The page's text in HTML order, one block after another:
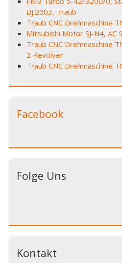
Bj.2003, Traub
Traub CNC Drehmaschine
Mitsubishi Motor SJ-N4, AC
Traub CNC Drehmaschine
2 Revolver
Traub CNC Drehmaschine
Facebook
Folge Uns
Kontakt